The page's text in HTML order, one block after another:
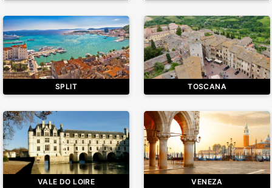
SPLIT TOSCANA
VALE DO LOIRE VENEZA